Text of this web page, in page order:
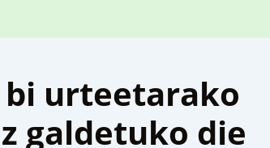
urteetarako
galdetuko die